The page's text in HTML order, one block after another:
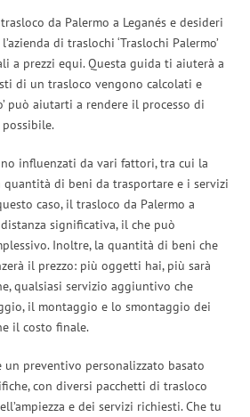
da Palermo a Leganés e desideri
di traslochi ‘Traslochi Palermo’
a prezzi equi. Questa guida ti aiuterà a
di un trasloco vengono calcolati e
può aiutarti a rendere il processo di
influenzati da vari fattori, tra cui la
quantità di beni da trasportare e i servizi
caso, il trasloco da Palermo a
significativa, il che può
Inoltre, la quantità di beni che
il prezzo: più oggetti hai, più sarà
qualsiasi servizio aggiuntivo che
il montaggio e lo smontaggio dei
il costo finale.
un preventivo personalizzato basato
con diversi pacchetti di trasloco
e dei servizi richiesti. Che tu